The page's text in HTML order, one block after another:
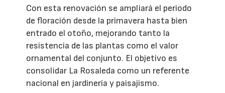
Con esta renovación se ampliará el periodo
de floración desde la primavera hasta bien
entrado el otoño, mejorando tanto la
resistencia de las plantas como el valor
ornamental del conjunto. El objetivo es
consolidar La Rosaleda como un referente
nacional en jardinería y paisajismo.